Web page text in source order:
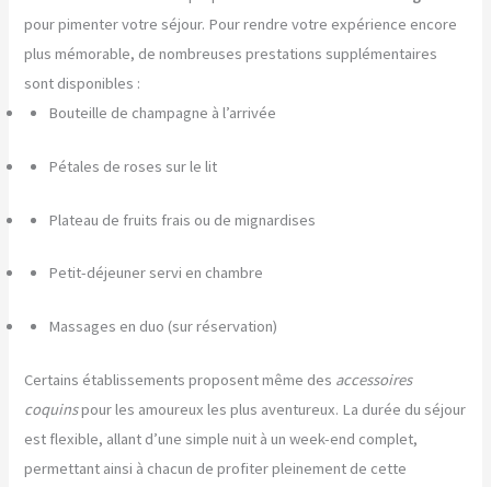
pour pimenter votre séjour. Pour rendre votre expérience encore
plus mémorable, de nombreuses prestations supplémentaires
sont disponibles :
Bouteille de champagne à l’arrivée
Pétales de roses sur le lit
Plateau de fruits frais ou de mignardises
Petit-déjeuner servi en chambre
Massages en duo (sur réservation)
Certains établissements proposent même des accessoires
coquinspour les amoureux les plus aventureux. La durée du séjour
est flexible, allant d’une simple nuit à un week-end complet,
permettant ainsi à chacun de profiter pleinement de cette